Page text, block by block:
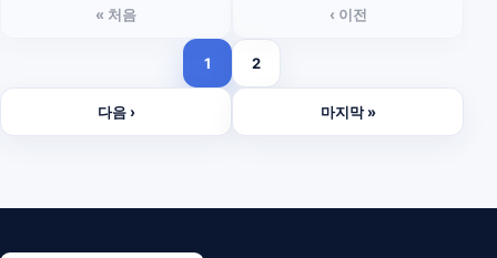
« 처음 ‹ 이전
1 2
다음 › 마지막 »